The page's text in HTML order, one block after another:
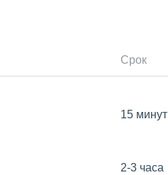
Срок
15 минут
2-3 часа